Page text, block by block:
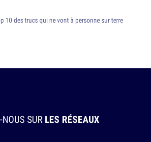
10 des trucs qui ne vont à personne sur terre
SUR LES RÉSEAUX